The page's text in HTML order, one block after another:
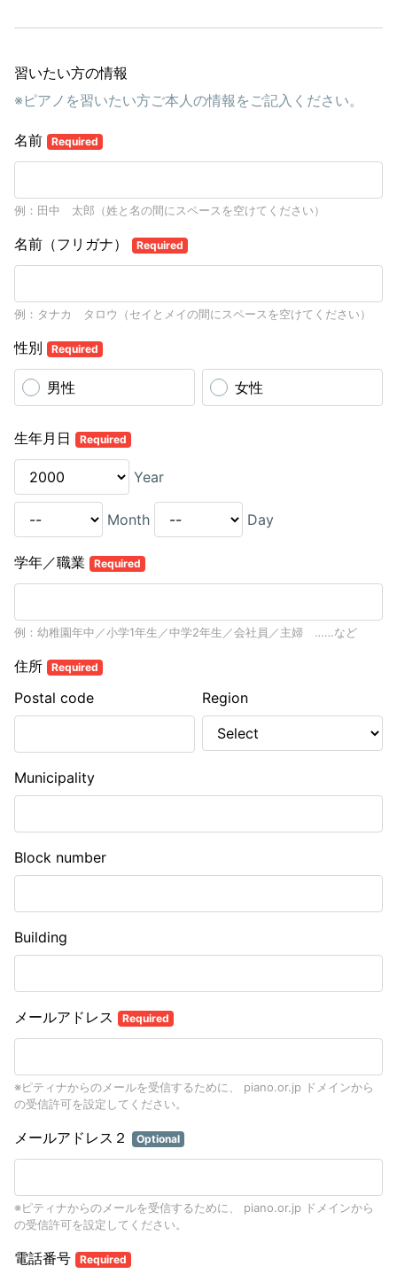
習いたい方の情報
※ピアノを習いたい方ご本人の情報をご記入ください。
名前 Required
例：田中 太郎（姓と名の間にスペースを空けてください）
名前（フリガナ） Required
例：タナカ タロウ（セイとメイの間にスペースを空けてください）
性別 Required
男性 女性
生年月日 Required
Year
Month Day
学年／職業 Required
例：幼稚園年中／小学1年生／中学2年生／会社員／主婦 ……など
住所 Required
Postal code Region
Municipality
Block number
Building
メールアドレス Required
※ピティナからのメールを受信するために、 piano.or.jp ドメインから
の受信許可を設定してください。
メールアドレス２ Optional
※ピティナからのメールを受信するために、 piano.or.jp ドメインから
の受信許可を設定してください。
電話番号 Required